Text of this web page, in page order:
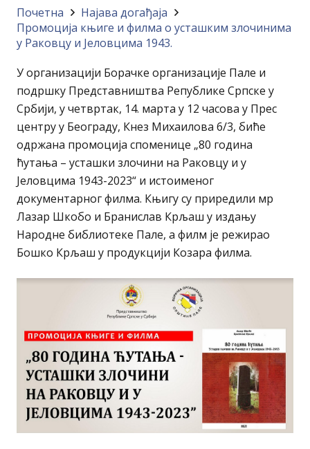
Почетна
Најава догађајa
Промоција књиге и филма о усташким злочинима
у Раковцу и Јеловцима 1943.
У организацији Борачке организације Пале и
подршку Представништва Републике Српске у
Србији, у четвртак, 14. марта у 12 часова у Прес
центру у Београду, Кнез Михаилова 6/3, биће
одржана промоција споменице „80 година
ћутања – усташки злочини на Раковцу и у
Јеловцима 1943-2023“ и истоименог
документарног филма. Књигу су приредили мр
Лазар Шкобо и Бранислав Крљаш у издању
Народне библиотеке Пале, а филм је режирао
Бошко Крљаш у продукцији Козара филма.